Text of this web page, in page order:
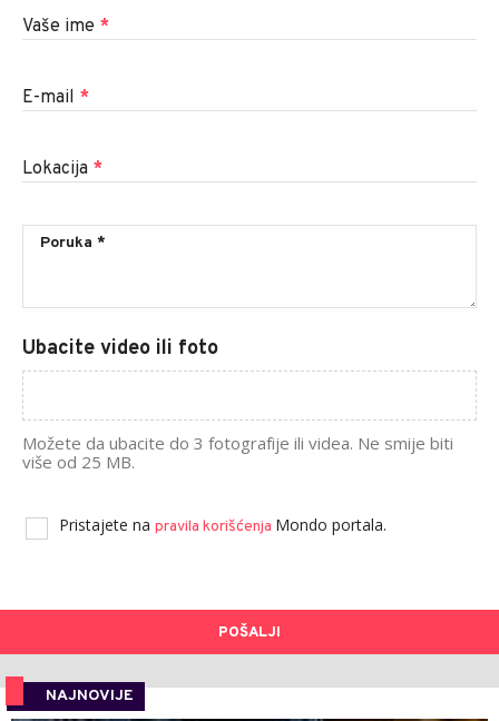
Vaše ime *
E-mail *
Lokacija *
Ubacite video ili foto
Možete da ubacite do 3 fotografije ili videa. Ne smije biti
više od 25 MB.
Pristajete na pravila korišćenja Mondo portala.
POŠALJI
NAJNOVIJE